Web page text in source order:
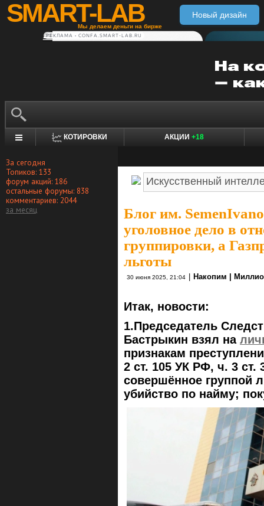
SMART-LAB
Мы делаем деньги на бирже
Новый дизайн
РЕКЛАМА • CONFA.SMART-LAB.RU
КОТИРОВКИ АКЦИИ +18
За сегодня
Топиков: 133
форум акций: 186
остальные форумы: 838
комментариев: 2044
за месяц
Блог им.
уголовное дело в
группировки, а
льготы
30 июня 2025, 21:04 Накопим |
Итак, новости:
1.Председатель
Бастрыкин взял на
признакам
2 ст. 105 УК РФ, ч. 3 ст.
совершённое группой
убийство по найму;